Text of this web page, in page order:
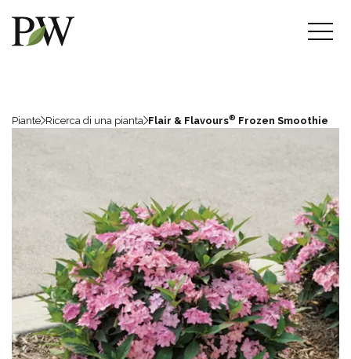
Piante Ricerca di una pianta Flair & Flavours® Frozen Smoothie